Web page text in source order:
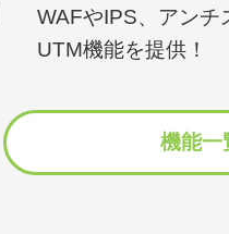
WAFやIPS、アンチ
UTM機能を提供！
機能一